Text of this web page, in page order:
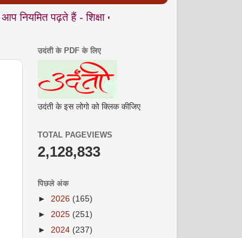
पढ़ते हैं - शिक्षा • समाज • कला- संस्कृति • पर्यावरण आदि से
उदंती के PDF के लिए
उदंती के इस लोगो को क्लिक कीजिए
TOTAL PAGEVIEWS
2,128,833
पिछले अंक
► 2026 (165)
► 2025 (251)
► 2024 (237)